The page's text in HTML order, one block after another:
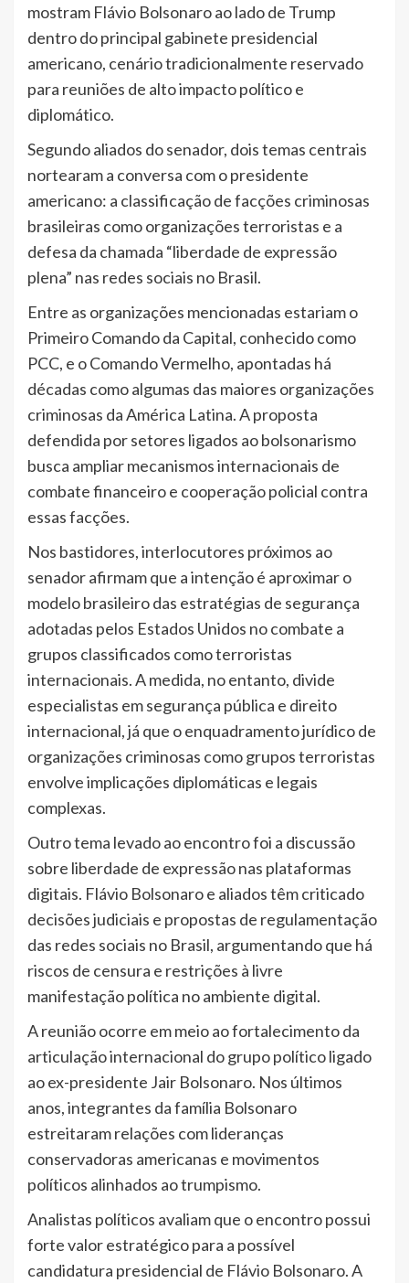
mostram Flávio Bolsonaro ao lado de Trump
dentro do principal gabinete presidencial
americano, cenário tradicionalmente reservado
para reuniões de alto impacto político e
diplomático.
Segundo aliados do senador, dois temas centrais
nortearam a conversa com o presidente
americano: a classificação de facções criminosas
brasileiras como organizações terroristas e a
defesa da chamada “liberdade de expressão
plena” nas redes sociais no Brasil.
Entre as organizações mencionadas estariam o
Primeiro Comando da Capital, conhecido como
PCC, e o Comando Vermelho, apontadas há
décadas como algumas das maiores organizações
criminosas da América Latina. A proposta
defendida por setores ligados ao bolsonarismo
busca ampliar mecanismos internacionais de
combate financeiro e cooperação policial contra
essas facções.
Nos bastidores, interlocutores próximos ao
senador afirmam que a intenção é aproximar o
modelo brasileiro das estratégias de segurança
adotadas pelos Estados Unidos no combate a
grupos classificados como terroristas
internacionais. A medida, no entanto, divide
especialistas em segurança pública e direito
internacional, já que o enquadramento jurídico de
organizações criminosas como grupos terroristas
envolve implicações diplomáticas e legais
complexas.
Outro tema levado ao encontro foi a discussão
sobre liberdade de expressão nas plataformas
digitais. Flávio Bolsonaro e aliados têm criticado
decisões judiciais e propostas de regulamentação
das redes sociais no Brasil, argumentando que há
riscos de censura e restrições à livre
manifestação política no ambiente digital.
A reunião ocorre em meio ao fortalecimento da
articulação internacional do grupo político ligado
ao ex-presidente Jair Bolsonaro. Nos últimos
anos, integrantes da família Bolsonaro
estreitaram relações com lideranças
conservadoras americanas e movimentos
políticos alinhados ao trumpismo.
Analistas políticos avaliam que o encontro possui
forte valor estratégico para a possível
candidatura presidencial de Flávio Bolsonaro. A